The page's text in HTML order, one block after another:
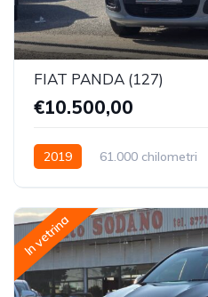
FIAT PANDA (127)
€10.500,00
2019 61.000 chilometri
In vetrina